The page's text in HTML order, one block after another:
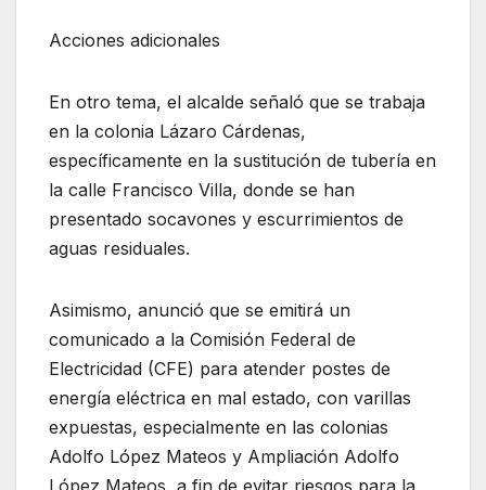
Acciones adicionales
En otro tema, el alcalde señaló que se trabaja
en la colonia Lázaro Cárdenas,
específicamente en la sustitución de tubería en
la calle Francisco Villa, donde se han
presentado socavones y escurrimientos de
aguas residuales.
Asimismo, anunció que se emitirá un
comunicado a la Comisión Federal de
Electricidad (CFE) para atender postes de
energía eléctrica en mal estado, con varillas
expuestas, especialmente en las colonias
Adolfo López Mateos y Ampliación Adolfo
López Mateos, a fin de evitar riesgos para la